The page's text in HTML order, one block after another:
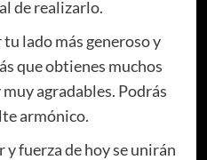
de realizarlo.
lado más generoso y
que obtienes muchos
agradables. Podrás
armónico.
y fuerza de hoy se unirán